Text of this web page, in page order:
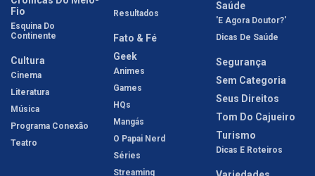
Fio
Esquina Do
Continente
Cultura
Cinema
Literatura
Música
Programa Conexão
Teatro
Resultados
Fato & Fé
Geek
Animes
Games
HQs
Mangás
O Papai Nerd
Séries
Streaming
Saúde
'E Agora Doutor?'
Dicas De Saúde
Segurança
Sem Categoria
Seus Direitos
Tom Do Cajueiro
Turismo
Dicas E Roteiros